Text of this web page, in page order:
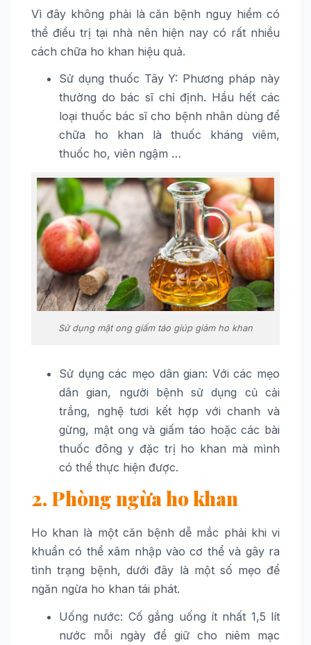
Vì đây không phải là căn bệnh nguy hiểm có
thể điều trị tại nhà nên hiện nay có rất nhiều
cách chữa ho khan hiệu quả.
Sử dụng thuốc Tây Y: Phương pháp này
thường do bác sĩ chỉ định. Hầu hết các
loại thuốc bác sĩ cho bệnh nhân dùng để
chữa ho khan là thuốc kháng viêm,
thuốc ho, viên ngậm …
Sử dụng mật ong giấm táo giúp giảm ho khan
Sử dụng các mẹo dân gian: Với các mẹo
dân gian, người bệnh sử dụng củ cải
trắng, nghệ tươi kết hợp với chanh và
gừng, mật ong và giấm táo hoặc các bài
thuốc đông y đặc trị ho khan mà mình
có thể thực hiện được.
2. Phòng ngừa ho khan
Ho khan là một căn bệnh dễ mắc phải khi vi
khuẩn có thể xâm nhập vào cơ thể và gây ra
tình trạng bệnh, dưới đây là một số mẹo để
ngăn ngừa ho khan tái phát.
Uống nước: Cố gắng uống ít nhất 1,5 lít
nước mỗi ngày để giữ cho niêm mạc